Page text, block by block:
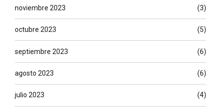
noviembre 2023 (3)
octubre 2023 (5)
septiembre 2023 (6)
agosto 2023 (6)
julio 2023 (4)